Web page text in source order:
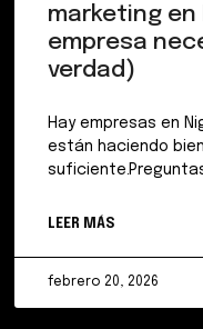
marketing en
empresa
verdad)
Hay empresas en
están haciendo
LEER MÁS
febrero 20, 2026